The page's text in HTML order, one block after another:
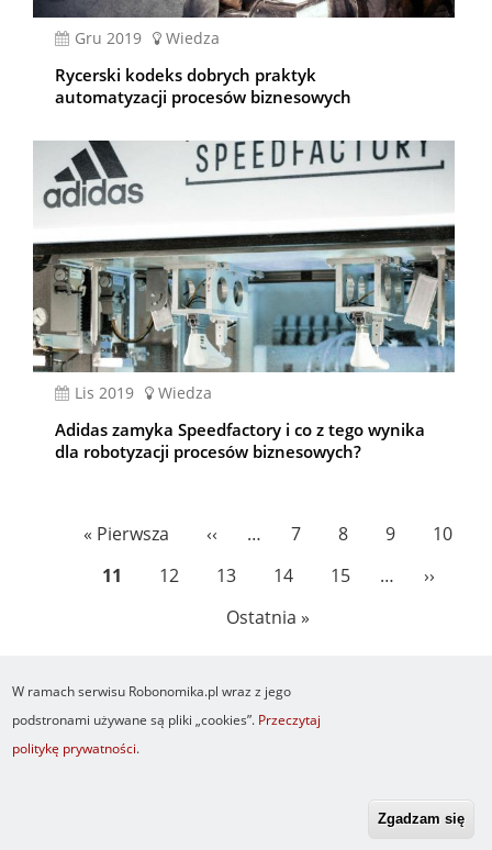
gru 2019 Wiedza
Rycerski kodeks dobrych praktyk
automatyzacji procesów biznesowych
lis 2019 Wiedza
Adidas zamyka Speedfactory i co z tego wynika
dla robotyzacji procesów biznesowych?
Pierwsza
strona
« Pierwsza
Poprzednia
strona
‹‹ … Page
7 Page
8 Page
9 Page
10
Bieżąca
11 Page
12 Page
13 Page
14 Page
15 …
››
Ostatnia
Ostatnia »
Newsletter
W ramach serwisu Robonomika.pl wraz z jego
podstronami używane są pliki „cookies”. Przeczytaj
politykę prywatności.
Zgadzam się